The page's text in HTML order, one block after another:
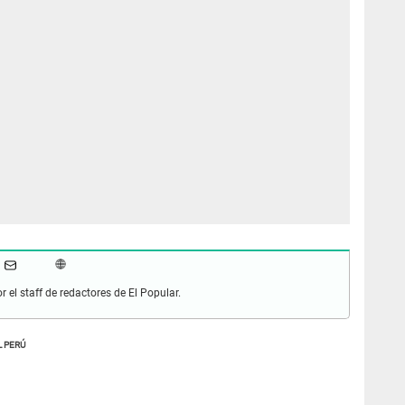
el staff de redactores de El Popular.
PERÚ